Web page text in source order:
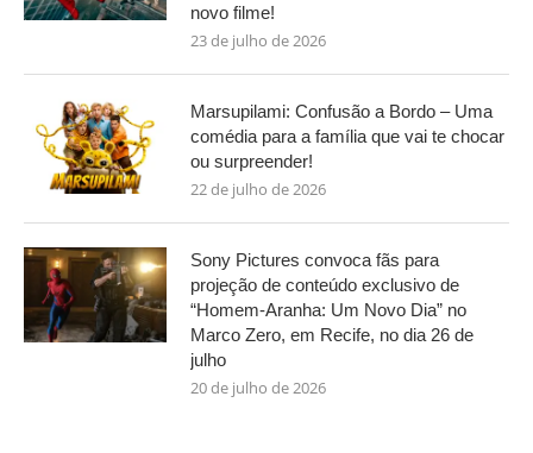
novo filme!
23 de julho de 2026
Marsupilami: Confusão a Bordo – Uma
comédia para a família que vai te chocar
ou surpreender!
22 de julho de 2026
Sony Pictures convoca fãs para
projeção de conteúdo exclusivo de
“Homem-Aranha: Um Novo Dia” no
Marco Zero, em Recife, no dia 26 de
julho
20 de julho de 2026